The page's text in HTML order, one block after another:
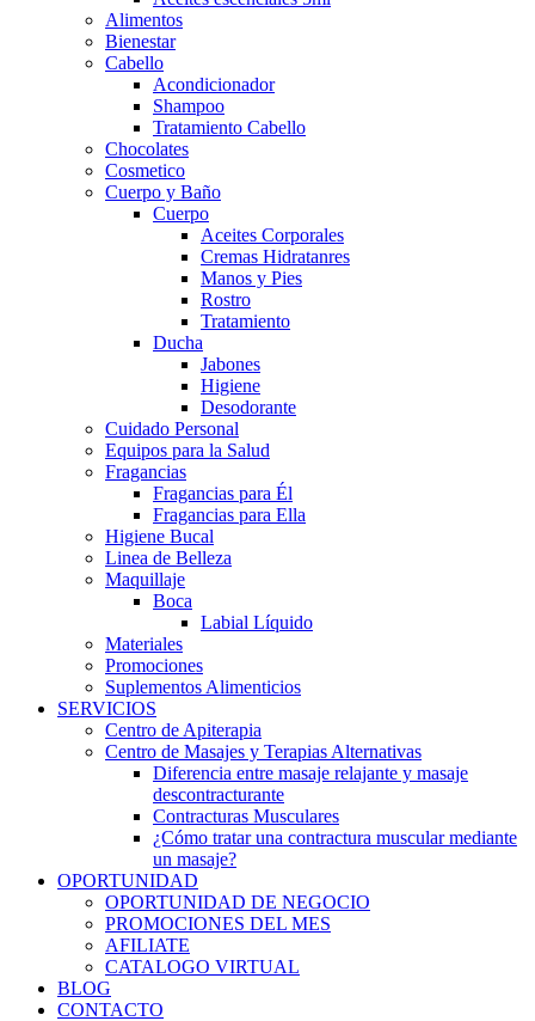
Alimentos
Bienestar
Cabello
Acondicionador
Shampoo
Tratamiento Cabello
Chocolates
Cosmetico
Cuerpo y Baño
Cuerpo
Aceites Corporales
Cremas Hidratanres
Manos y Pies
Rostro
Tratamiento
Ducha
Jabones
Higiene
Desodorante
Cuidado Personal
Equipos para la Salud
Fragancias
Fragancias para Él
Fragancias para Ella
Higiene Bucal
Linea de Belleza
Maquillaje
Boca
Labial Líquido
Materiales
Promociones
Suplementos Alimenticios
SERVICIOS
Centro de Apiterapia
Centro de Masajes y Terapias Alternativas
Diferencia entre masaje relajante y masaje
descontracturante
Contracturas Musculares
¿Cómo tratar una contractura muscular mediante
un masaje?
OPORTUNIDAD
OPORTUNIDAD DE NEGOCIO
PROMOCIONES DEL MES
AFILIATE
CATALOGO VIRTUAL
BLOG
CONTACTO